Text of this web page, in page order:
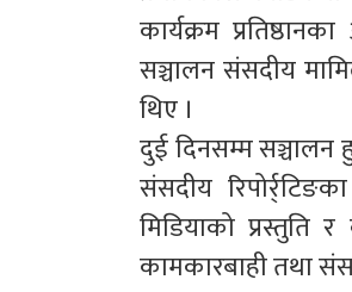
कार्यक्रम
सञ्चालन संसदीय
थिए ।
दुई दिनसम्म सञ्चालन
संसदीय
मिडियाको प्रस्तुति
कामकारबाही तथा